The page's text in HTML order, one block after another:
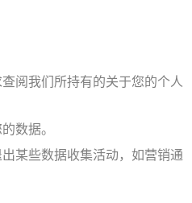
阅我们所持有的关于您的个人
数据。
某些数据收集活动，如营销通